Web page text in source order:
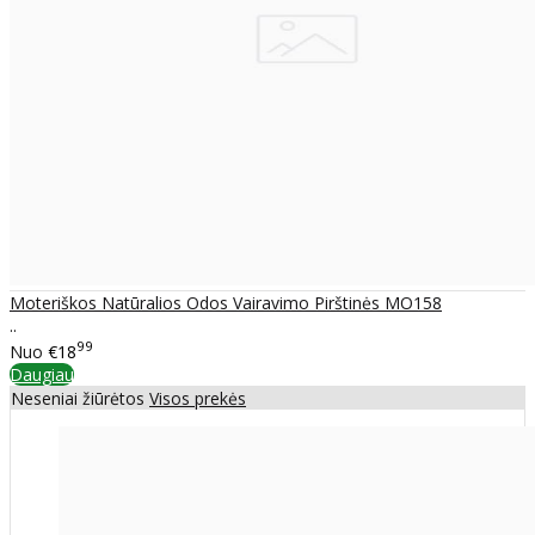
Moteriškos Natūralios Odos Vairavimo Pirštinės MO158
..
Nuo €1899
Daugiau
Neseniai žiūrėtos Visos prekės